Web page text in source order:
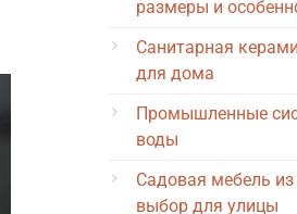
размеры и
Санитарная
для дома
Промышленные
воды
Садовая мебель
выбор для улицы